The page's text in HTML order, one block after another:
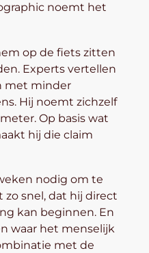
noemt het
op de fiets zitten
Experts vertellen
met minder
Hij noemt zichzelf
Op basis wat
hij die claim
nodig om te
zo snel, dat hij direct
kan beginnen. En
waar het menselijk
met de